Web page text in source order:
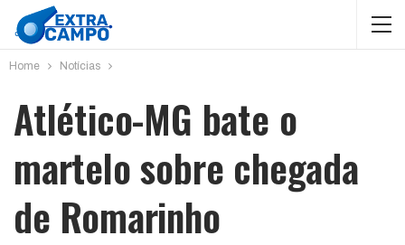
Home Notícias
Atlético-MG bate o
martelo sobre chegada
de Romarinho